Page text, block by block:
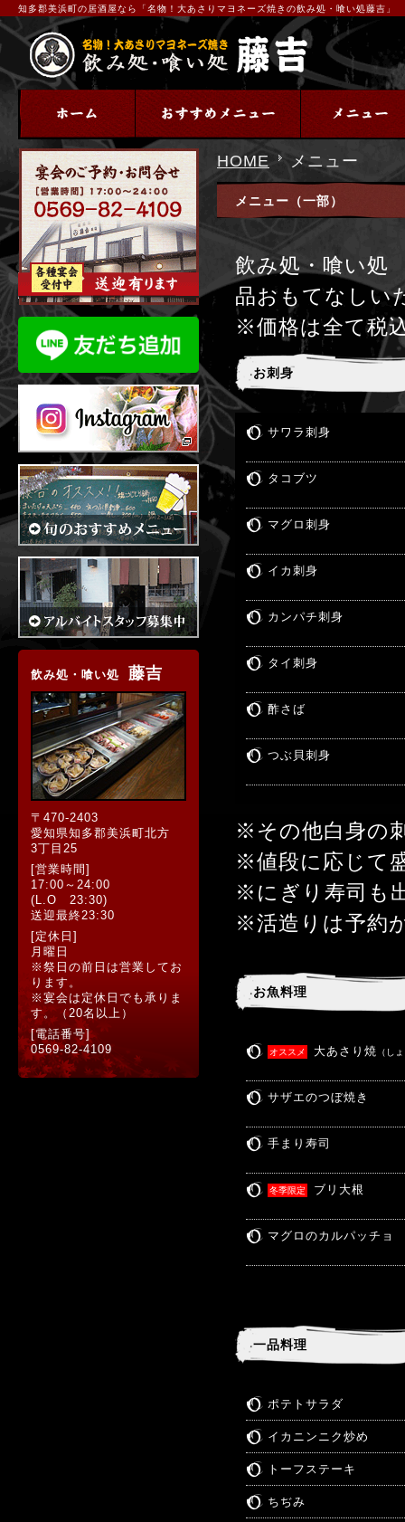
知多郡美浜町の居酒屋なら「名物！大あさりマヨネーズ焼きの飲み処・喰い処藤吉」
HOME メニュー
メニュー（一部）
飲み処・喰い処
品おもてなしい
※価格は全て税
お刺身
サワラ刺身
タコブツ
マグロ刺身
イカ刺身
カンパチ刺身
タイ刺身
酢さば
つぶ貝刺身
※その他白身の
※値段に応じて
※にぎり寿司も
※活造りは予約
お魚料理
オススメ 大あさり焼 （し
サザエのつぼ焼き
手まり寿司
冬季限定 ブリ大根
マグロのカルパッチョ
一品料理
ポテトサラダ
イカニンニク炒め
トーフステーキ
ちぢみ
飲み処・喰い処 藤吉
〒470-2403
愛知県知多郡美浜町北方
3丁目25
[営業時間]
17:00～24:00
(L.O 23:30)
送迎最終23:30
[定休日]
月曜日
※祭日の前日は営業してお
ります。
※宴会は定休日でも承りま
す。（20名以上）
[電話番号]
0569-82-4109